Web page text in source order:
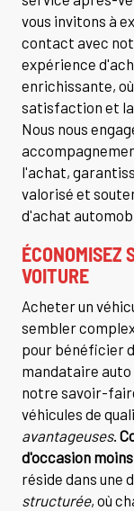
vous invitons à
contact avec
expérience
enrichissante,
satisfaction et
Nous nous
l'achat,
valorisé et
d'achat
ÉCONOMISEZ
VOITURE
Acheter un
sembler
pour bénéficier
mandataire
notre savoir-
véhicules de
avantageuses.
d'occasion
réside dans une
structurée, où